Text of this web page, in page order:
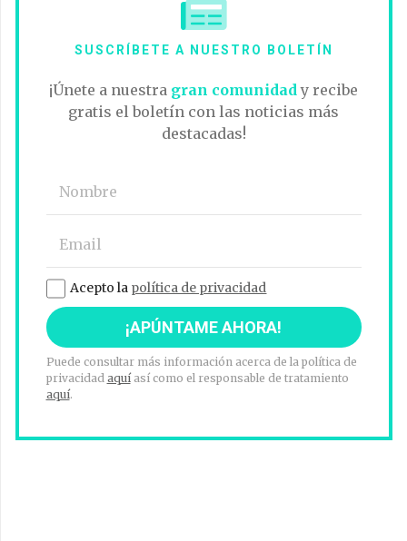
SUSCRÍBETE A NUESTRO BOLETÍN
¡Únete a nuestra gran comunidady recibe
gratis el boletín con las noticias más
destacadas!
Acepto la política de privacidad
Puede consultar más información acerca de la política de
privacidad aquíasí como el responsable de tratamiento
aquí.